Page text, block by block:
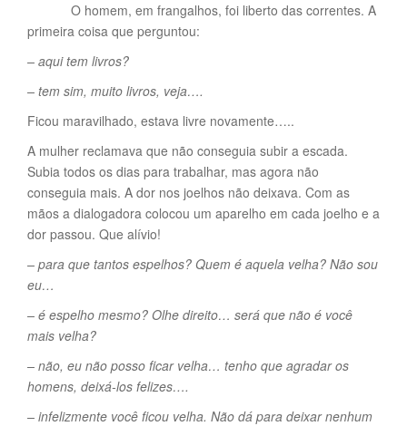
O homem, em frangalhos, foi liberto das correntes. A
primeira coisa que perguntou:
– aqui tem livros?
– tem sim, muito livros, veja….
Ficou maravilhado, estava livre novamente…..
A mulher reclamava que não conseguia subir a escada.
Subia todos os dias para trabalhar, mas agora não
conseguia mais. A dor nos joelhos não deixava. Com as
mãos a dialogadora colocou um aparelho em cada joelho e a
dor passou. Que alívio!
– para que tantos espelhos? Quem é aquela velha? Não sou
eu…
– é espelho mesmo? Olhe direito… será que não é você
mais velha?
– não, eu não posso ficar velha… tenho que agradar os
homens, deixá-los felizes….
– infelizmente você ficou velha. Não dá para deixar nenhum